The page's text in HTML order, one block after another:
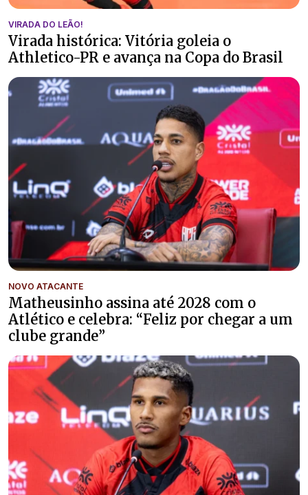
VIRADA DO LEÃO!
Virada histórica: Vitória goleia o
Athletico-PR e avança na Copa do Brasil
NOVO ATACANTE
Matheusinho assina até 2028 com o
Atlético e celebra: “Feliz por chegar a um
clube grande”